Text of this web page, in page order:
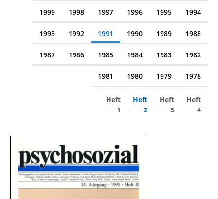
1999 1998 1997 1996 1995 1994
1993 1992 1991 1990 1989 1988
1987 1986 1985 1984 1983 1982
1981 1980 1979 1978
Heft
1
Heft
2
Heft
3
Heft
4